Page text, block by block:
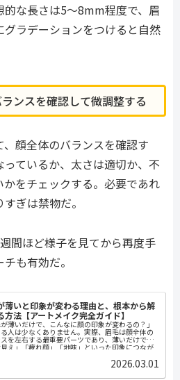
的な長さは5〜8mm程度で、眉
ラデーションをつけると自然
ンスを確認して微調整する
顔全体のバランスを確認す
ているか、太さは適切か、不
をチェックする。必要であれ
ぎは禁物だ。
間ほど様子を見てから再度手
も有効だ。
薄いと印象が変わる理由と、根本から解
方法【アートメイク完全ガイド】
が薄いだけで、こんなに顔の印象が変わるの？」
人は少なくありません。実際、眉毛は顔全体の
を左右する最重要パーツであり、薄いだけで
見え」「疲れ顔」「地味」といった印象につなが
2026.03.01